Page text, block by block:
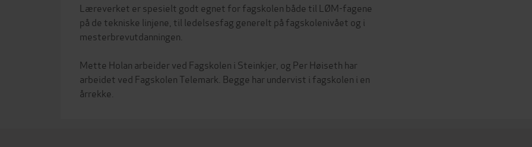
Læreverket er spesielt godt egnet for fagskolen både til LØM-fagene
på de tekniske linjene, til ledelsesfag generelt på fagskolenivået og i
mesterbrevutdanningen.
Mette Holan arbeider ved Fagskolen i Steinkjer, og Per Høiseth har
arbeidet ved Fagskolen Telemark. Begge har undervist i fagskolen i en